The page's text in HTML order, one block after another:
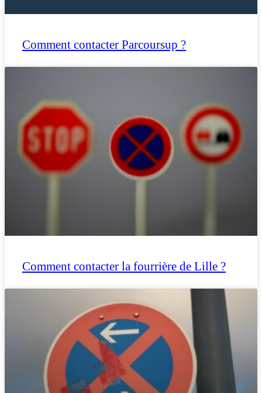
Comment contacter Parcoursup ?
Comment contacter la fourrière de Lille ?